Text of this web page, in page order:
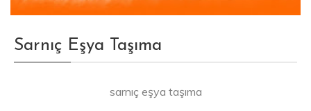
Sarnıç Eşya Taşıma
sarnıç eşya taşıma